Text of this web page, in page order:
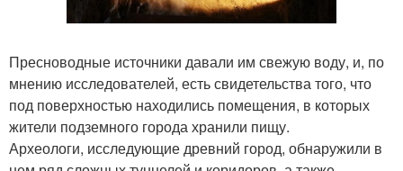
Пресноводные источники давали им свежую воду, и, по
мнению исследователей, есть свидетельства того, что
под поверхностью находились помещения, в которых
жители подземного города хранили пищу.
Археологи, исследующие древний город, обнаружили в